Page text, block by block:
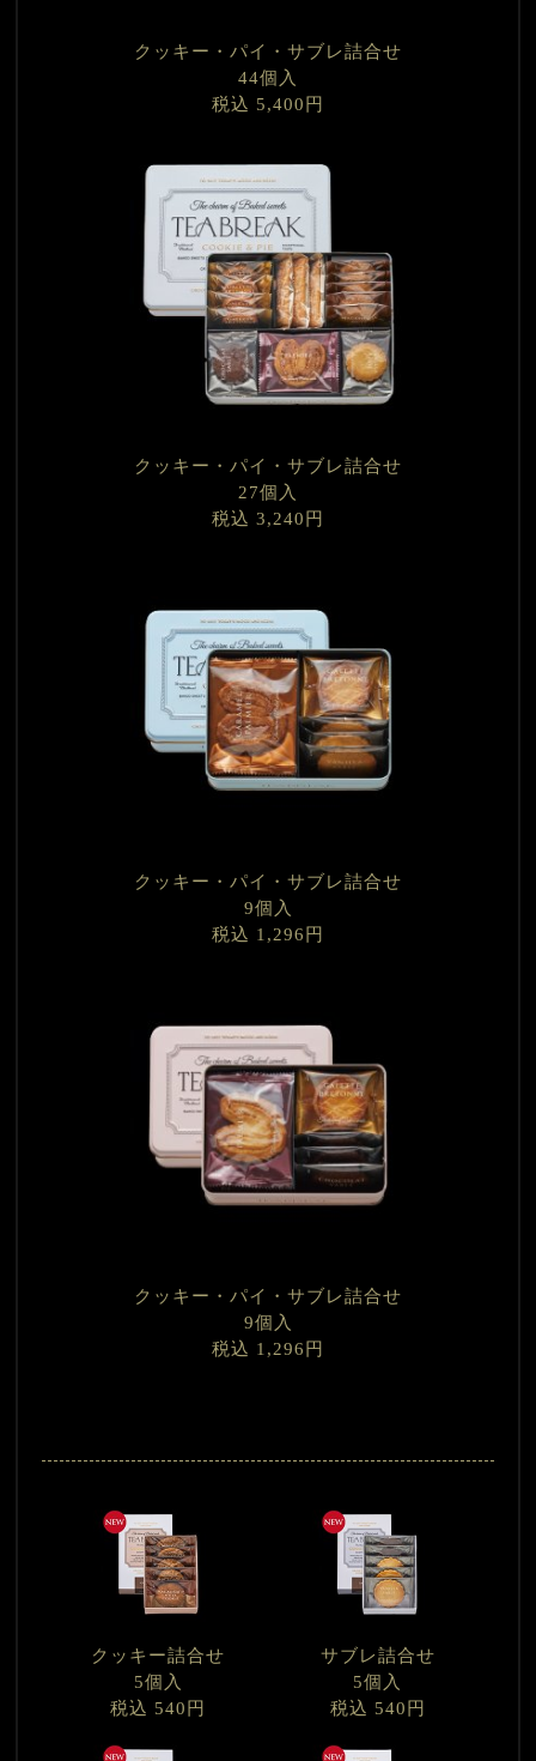
クッキー・パイ・サブレ詰合せ
44個入
税込 5,400円
クッキー・パイ・サブレ詰合せ
27個入
税込 3,240円
クッキー・パイ・サブレ詰合せ
9個入
税込 1,296円
クッキー・パイ・サブレ詰合せ
9個入
税込 1,296円
クッキー詰合せ
5個入
税込 540円
サブレ詰合せ
5個入
税込 540円